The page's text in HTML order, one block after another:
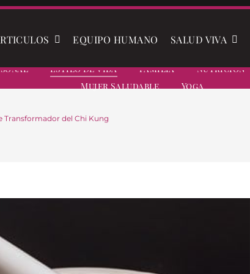
EQUIPO HUMANO SALUD VIVA
Estilo De Vida Familia Nutrición
Mujer Saludable
Yoga
Transformador del Chi Kung